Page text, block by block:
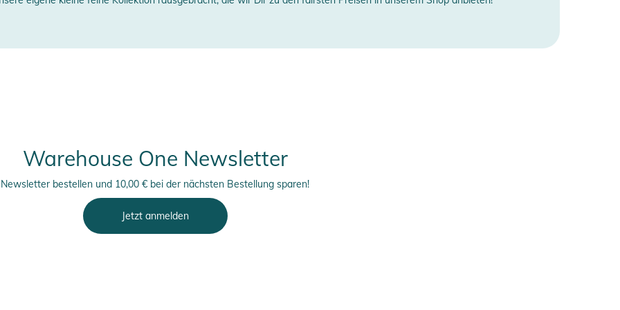
Cap individuell angepasst werden, um einen
Ob man die Natur erkundet oder
schicken Look, wo immer du bist.
feuchtigkeitstransportierend und elastisch)
Warehouse One Newsletter
Newsletter bestellen und 10,00 € bei der nächsten Bestellung sparen!
Jetzt anmelden